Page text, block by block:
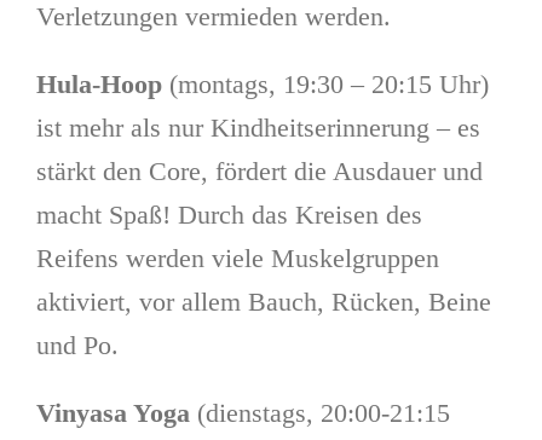
Verletzungen vermieden werden.
Hula-Hoop(montags, 19:30 – 20:15 Uhr)
ist mehr als nur Kindheitserinnerung – es
stärkt den Core, fördert die Ausdauer und
macht Spaß! Durch das Kreisen des
Reifens werden viele Muskelgruppen
aktiviert, vor allem Bauch, Rücken, Beine
und Po.
Vinyasa Yoga(dienstags, 20:00-21:15